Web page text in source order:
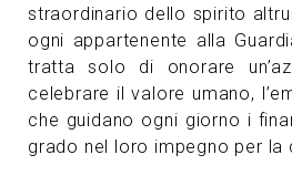
straordinario dello spirito
ogni appartenente alla
tratta solo di onorare
celebrare il valore umano,
che guidano ogni giorno i
grado nel loro impegno per la